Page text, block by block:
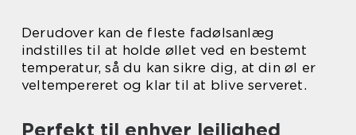
Derudover kan de fleste fadølsanlæg
indstilles til at holde øllet ved en bestemt
temperatur, så du kan sikre dig, at din øl er
veltempereret og klar til at blive serveret.
Perfekt til enhver lejlighed